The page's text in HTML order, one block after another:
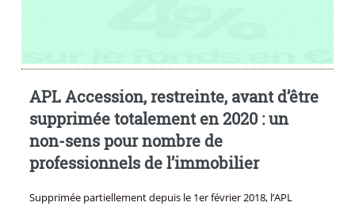
APL Accession, restreinte, avant d’être
supprimée totalement en 2020 : un
non-sens pour nombre de
professionnels de l’immobilier
Supprimée partiellement depuis le 1er février 2018, l’APL